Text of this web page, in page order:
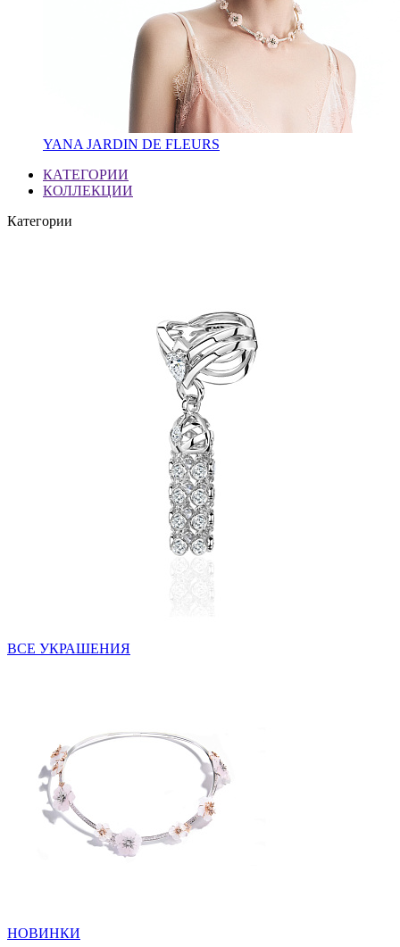
YANA JARDIN DE FLEURS
КАТЕГОРИИ
КОЛЛЕКЦИИ
Категории
ВСЕ УКРАШЕНИЯ
НОВИНКИ